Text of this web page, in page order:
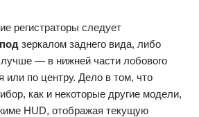
регистраторы следует
под зеркалом заднего вида, либо
— в нижней части лобового
или по центру. Дело в том, что
как и некоторые другие модели,
HUD, отображая текущую